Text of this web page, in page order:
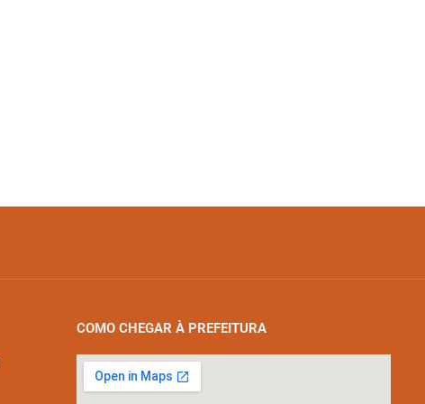
COMO CHEGAR À PREFEITURA